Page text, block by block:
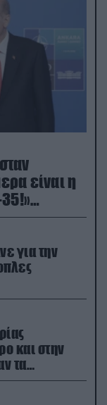
είναι η
για την
και στην
τα